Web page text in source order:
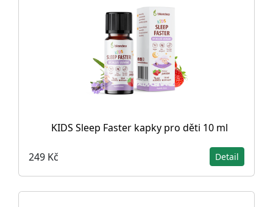
KIDS Sleep Faster kapky pro děti 10 ml
249 Kč Detail